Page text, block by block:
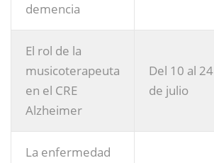
demencia
El rol de la
musicoterapeuta
en el CRE
Alzheimer
Del 10 al 24
de julio
La enfermedad